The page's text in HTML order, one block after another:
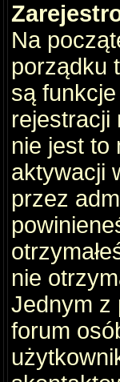
Na
porządku
są
rejestracji
nie jest to
aktywacji
przez
nie
Jednym z
forum